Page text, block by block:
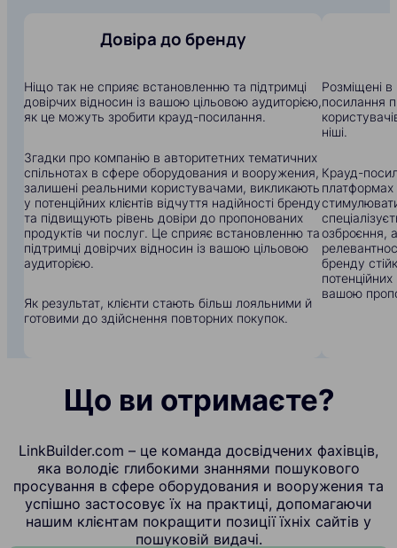
Довіра до бренду
Ніщо так не сприяє встановленню та підтримці
довірчих відносин із вашою цільовою аудиторією,
як це можуть зробити крауд-посилання.
Згадки про компанію в авторитетних тематичних
спільнотах в сфере оборудования и вооружения,
залишені реальними користувачами, викликають
у потенційних клієнтів відчуття надійності бренду
та підвищують рівень довіри до пропонованих
продуктів чи послуг. Це сприяє встановленню та
підтримці довірчих відносин із вашою цільовою
аудиторією.
Як результат, клієнти стають більш лояльними й
готовими до здійснення повторних покупок.
Розміщені в
посилання
ніші.
Крауд-
озброєння,
бренду
потенційних
вашою
Що ви отримаєте?
LinkBuilder.com – це команда досвідчених фахівців,
яка володіє глибокими знаннями пошукового
просування в сфере оборудования и вооружения та
успішно застосовує їх на практиці, допомагаючи
нашим клієнтам покращити позиції їхніх сайтів у
пошуковій видачі.